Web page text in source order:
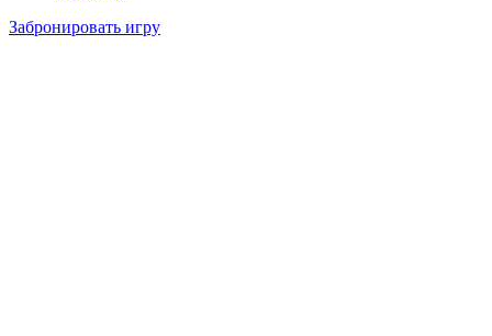
Забронировать игру